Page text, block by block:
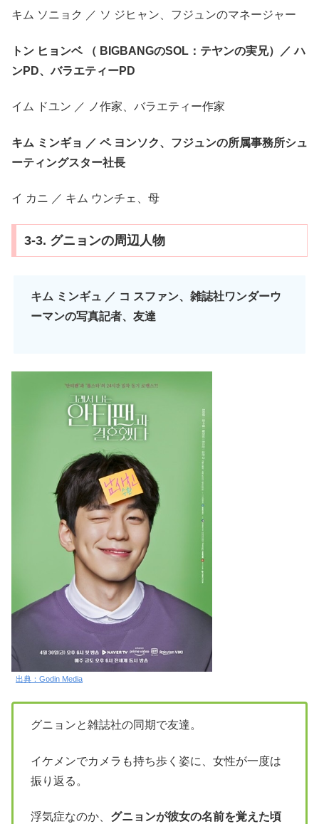
キム ソニョク ／ ソ ジヒャン、フジュンのマネージャー
トン ヒョンベ （ BIGBANGのSOL：テヤンの実兄）／ ハ
ンPD、バラエティーPD
イム ドユン ／ ノ作家、バラエティー作家
キム ミンギョ ／ ペ ヨンソク、フジュンの所属事務所シュ
ーティングスター社長
イ カニ ／ キム ウンチェ、母
3-3. グニョンの周辺人物
キム ミンギュ ／ コ スファン、雑誌社ワンダーウ
ーマンの写真記者、友達
出典：Godin Media
グニョンと雑誌社の同期で友達。
イケメンでカメラも持ち歩く姿に、女性が一度は
振り返る。
浮気症なのか、 グニョンが彼女の名前を覚えた頃